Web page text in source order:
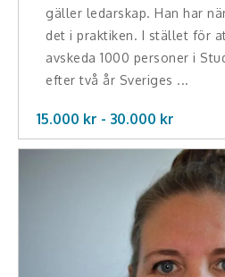
gäller ledarskap. Han har
det i praktiken. I stället för
avskeda 1000 personer i
efter två år Sveriges ...
15.000 kr - 30.000 kr